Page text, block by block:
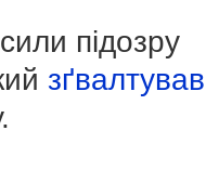
підозру
зґвалтував